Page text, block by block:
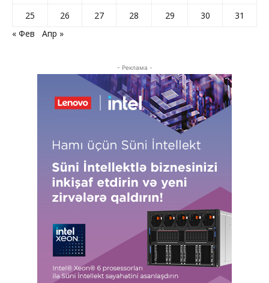
25
26 27 28 29 30
31
« Фев
Апр »
- Реклама -